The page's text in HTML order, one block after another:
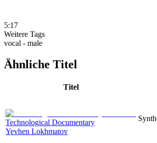
5:17
Weitere Tags
vocal - male
Ähnliche Titel
Titel
Technological Documentary
Yevhen Lokhmatov